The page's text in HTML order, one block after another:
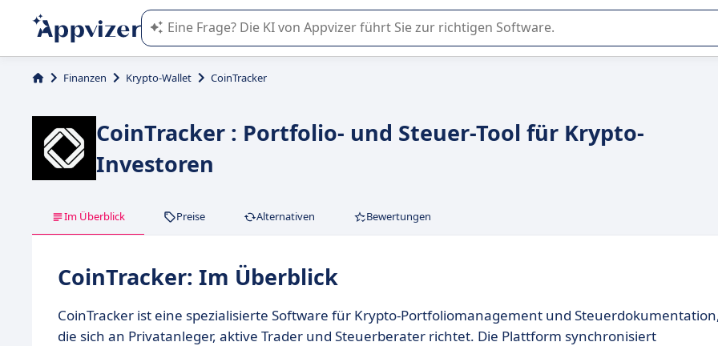
Die KI von Appvizer führt Sie bei der Nutzung oder Auswahl von SaaS-Software in Unternehmen.
Finanzen Krypto-Wallet CoinTracker
CoinTracker : Portfolio- und Steuer-Tool für Krypto-
Investoren
Im Überblick Preise Alternativen Bewertungen
CoinTracker: Im Überblick
CoinTracker ist eine spezialisierte Software für Krypto-Portfoliomanagement und
die sich an Privatanleger, aktive Trader und Steuerberater richtet. Die Plattform synchronisiert